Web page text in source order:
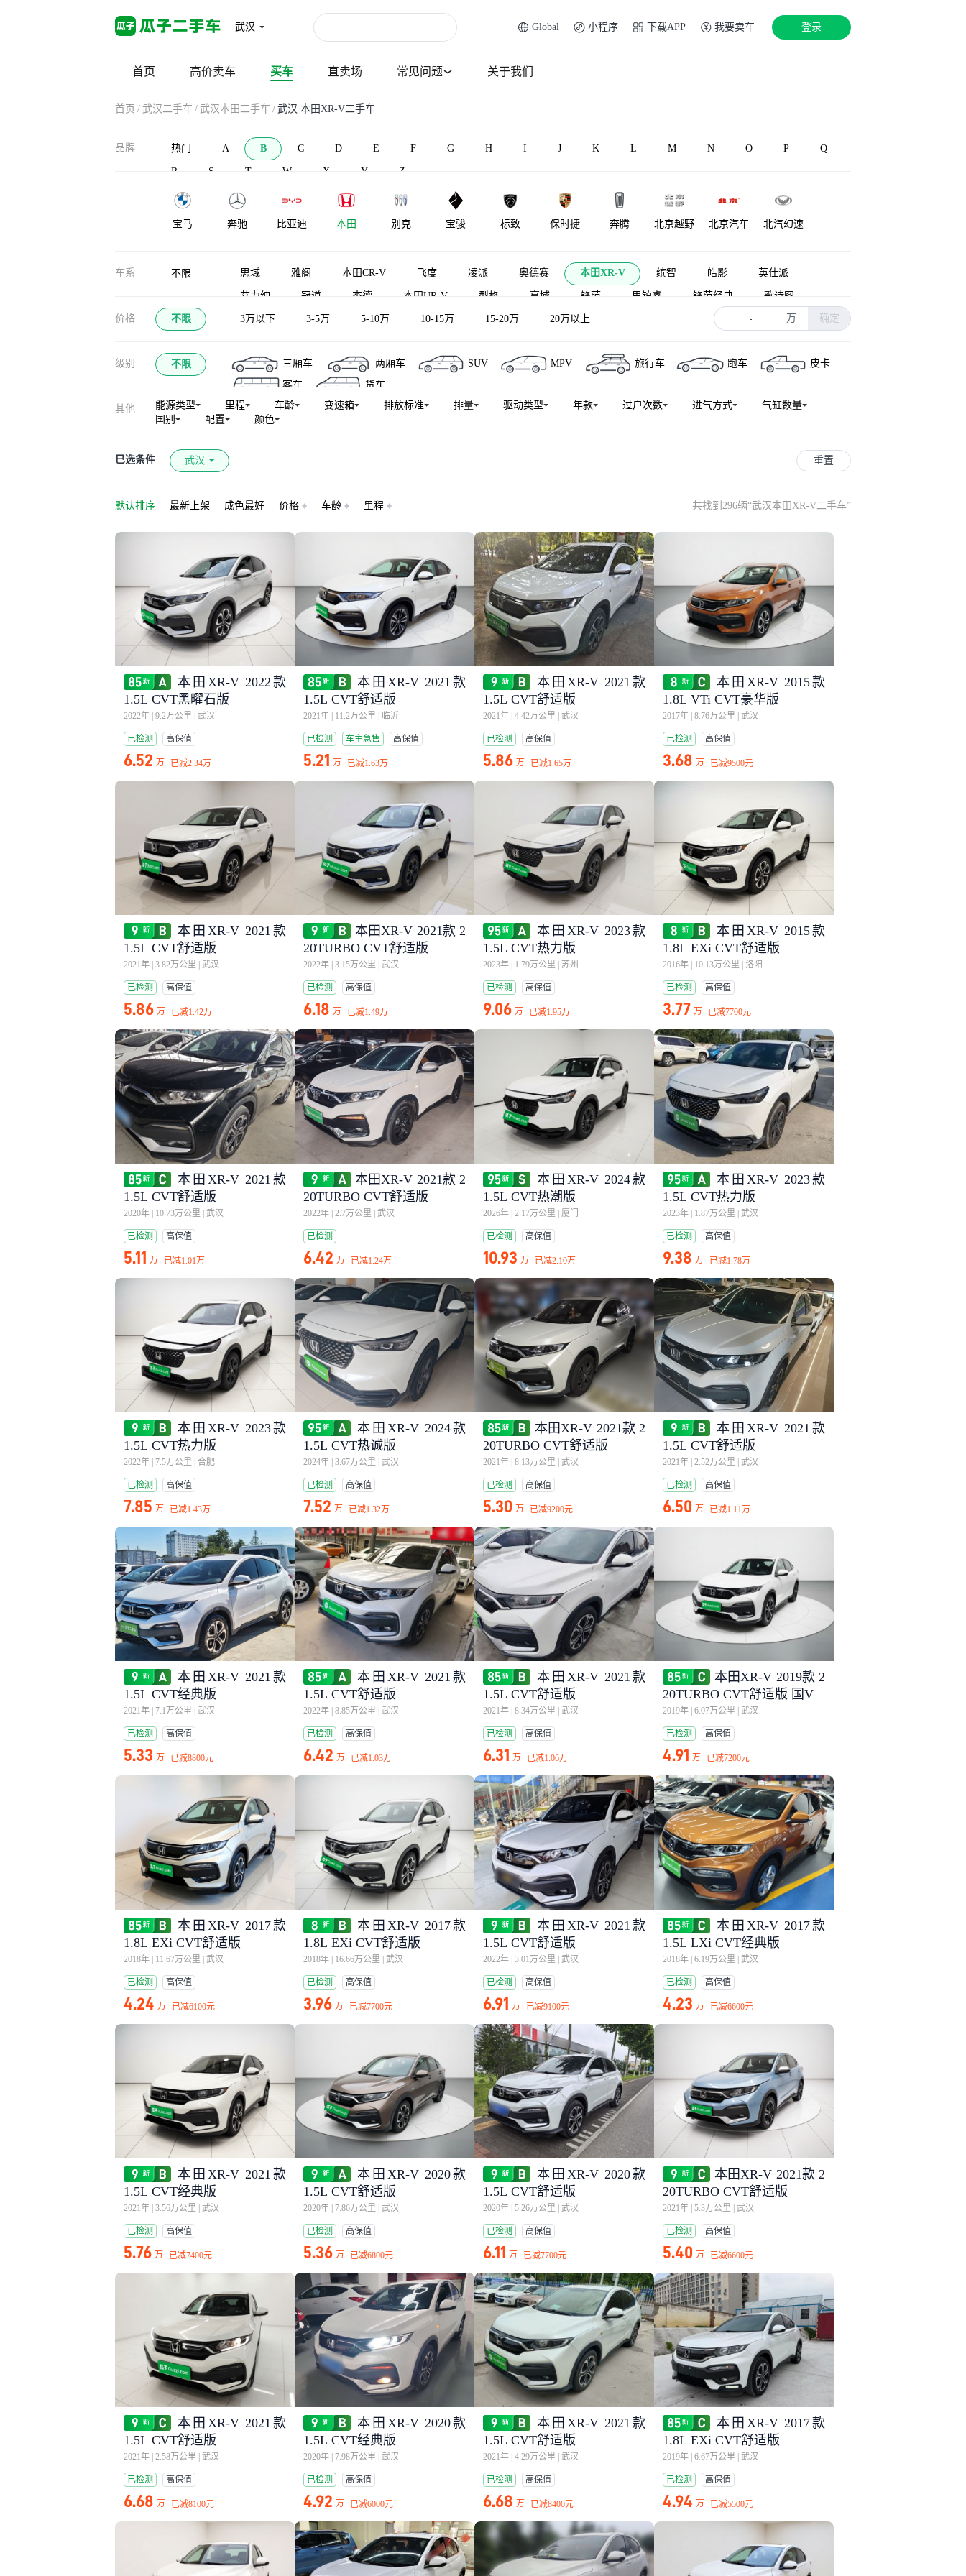
武汉 Global 小程序 下载APP 我要卖车 登录
首页 高价卖车 买车 直卖场 常见问题 关于我们
首页 / 武汉二手车 / 武汉本田二手车 / 武汉 本田XR-V二手车
品牌 热门 A B C D E F G H I J K L M N O P Q
R S T W X Y Z
宝马 奔驰 比亚迪 本田 别克 宝骏 标致 保时捷 奔腾 北京越野 北京汽车 北汽幻速
宝沃 北汽新能源
BAW北汽制
北汽威旺 北汽昌河 比速汽车 北汽瑞翔 百智新能源 宾利 铂驰 博速 北汽雷驰
布加迪
车系 不限 思域 雅阁 本田CR-V 飞度 凌派 奥德赛 本田XR-V 缤智 皓影 英仕派
艾力绅 冠道 杰德 本田UR-V 型格 享域 锋范 思铂睿 锋范经典 歌诗图
LIFE 哥瑞 本田CR-V新能源 皓影新能源 竞瑞 e:NP1 极湃1 雅阁新能源 ZR-V 致在
本田CR-Z INSIGHT 英仕派新能源 飞度(进口) 里程 时韵 思迪 本田e 奥德赛(进口)
价格 不限 3万以下 3-5万 5-10万 10-15万 15-20万 20万以上 - 万 确定
级别 不限 三厢车 两厢车 SUV MPV 旅行车 跑车
皮卡
客车
货车
其他 能源类型 里程 车龄 变速箱 排放标准 排量 驱动类型 年款 过户次数 进气方式
气缸数量
国别
配置 颜色
已选条件 武汉 重置
默认排序 最新上架 成色最好 价格 车龄 里程 共找到296辆“武汉本田XR-V二手车”
本田XR-V 2022款
1.5L CVT黑曜石版
2022年 9.2万公里 武汉
已检测 高保值
6.52 万 已减2.34万
本田XR-V 2021款
1.5L CVT舒适版
2021年 11.2万公里 临沂
已检测 车主急售 高保值
5.21 万 已减1.63万
本田XR-V 2021款
1.5L CVT舒适版
2021年 4.42万公里 武汉
已检测 高保值
5.86 万 已减1.65万
本田XR-V 2015款
1.8L VTi CVT豪华版
2017年 8.76万公里 武汉
已检测 高保值
3.68 万 已减9500元
本田XR-V 2021款
1.5L CVT舒适版
2021年 3.82万公里 武汉
已检测 高保值
5.86 万 已减1.42万
本田XR-V 2021款 2
20TURBO CVT舒适版
2022年 3.15万公里 武汉
已检测 高保值
6.18 万 已减1.49万
本田XR-V 2023款
1.5L CVT热力版
2023年 1.79万公里 苏州
已检测 高保值
9.06 万 已减1.95万
本田XR-V 2015款
1.8L EXi CVT舒适版
2016年 10.13万公里 洛阳
已检测 高保值
3.77 万 已减7700元
本田XR-V 2021款
1.5L CVT舒适版
2020年 10.73万公里 武汉
已检测 高保值
5.11 万 已减1.01万
本田XR-V 2021款 2
20TURBO CVT舒适版
2022年 2.7万公里 武汉
已检测
6.42 万 已减1.24万
本田XR-V 2024款
1.5L CVT热潮版
2026年 2.17万公里 厦门
已检测 高保值
10.93 万 已减2.10万
本田XR-V 2023款
1.5L CVT热力版
2023年 1.87万公里 武汉
已检测 高保值
9.38 万 已减1.78万
本田XR-V 2023款
1.5L CVT热力版
2022年 7.5万公里 合肥
已检测 高保值
7.85 万 已减1.43万
本田XR-V 2024款
1.5L CVT热诚版
2024年 3.67万公里 武汉
已检测 高保值
7.52 万 已减1.32万
本田XR-V 2021款 2
20TURBO CVT舒适版
2021年 8.13万公里 武汉
已检测 高保值
5.30 万 已减9200元
本田XR-V 2021款
1.5L CVT舒适版
2021年 2.52万公里 武汉
已检测 高保值
6.50 万 已减1.11万
本田XR-V 2021款
1.5L CVT经典版
2021年 7.1万公里 武汉
已检测 高保值
5.33 万 已减8800元
本田XR-V 2021款
1.5L CVT舒适版
2022年 8.85万公里 武汉
已检测 高保值
6.42 万 已减1.03万
本田XR-V 2021款
1.5L CVT舒适版
2021年 8.34万公里 武汉
已检测 高保值
6.31 万 已减1.06万
本田XR-V 2019款 2
20TURBO CVT舒适版 国V
2019年 6.07万公里 武汉
已检测 高保值
4.91 万 已减7200元
本田XR-V 2017款
1.8L EXi CVT舒适版
2018年 11.67万公里 武汉
已检测 高保值
4.24 万 已减6100元
本田XR-V 2017款
1.8L EXi CVT舒适版
2018年 16.66万公里 武汉
已检测 高保值
3.96 万 已减7700元
本田XR-V 2021款
1.5L CVT舒适版
2022年 3.01万公里 武汉
已检测 高保值
6.91 万 已减9100元
本田XR-V 2017款
1.5L LXi CVT经典版
2018年 6.19万公里 武汉
已检测 高保值
4.23 万 已减6600元
本田XR-V 2021款
1.5L CVT经典版
2021年 3.56万公里 武汉
已检测 高保值
5.76 万 已减7400元
本田XR-V 2020款
1.5L CVT舒适版
2020年 7.86万公里 武汉
已检测 高保值
5.36 万 已减6800元
本田XR-V 2020款
1.5L CVT舒适版
2020年 5.26万公里 武汉
已检测 高保值
6.11 万 已减7700元
本田XR-V 2021款 2
20TURBO CVT舒适版
2021年 5.3万公里 武汉
已检测 高保值
5.40 万 已减6600元
本田XR-V 2021款
1.5L CVT舒适版
2021年 2.58万公里 武汉
已检测 高保值
6.68 万 已减8100元
本田XR-V 2020款
1.5L CVT经典版
2020年 7.98万公里 武汉
已检测 高保值
4.92 万 已减6000元
本田XR-V 2021款
1.5L CVT舒适版
2021年 4.29万公里 武汉
已检测 高保值
6.68 万 已减8400元
本田XR-V 2017款
1.8L EXi CVT舒适版
2019年 6.67万公里 武汉
已检测 高保值
4.94 万 已减5500元